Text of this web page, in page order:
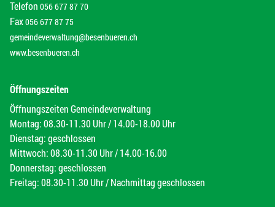
Telefon 056 677 87 70
Fax056 677 87 75
gemeindeverwaltung@besenbueren.ch
www.besenbueren.ch
Öffnungszeiten
Öffnungszeiten Gemeindeverwaltung
Montag: 08.30-11.30 Uhr / 14.00-18.00 Uhr
Dienstag: geschlossen
Mittwoch: 08.30-11.30 Uhr / 14.00-16.00
Donnerstag: geschlossen
Freitag: 08.30-11.30 Uhr / Nachmittag geschlossen